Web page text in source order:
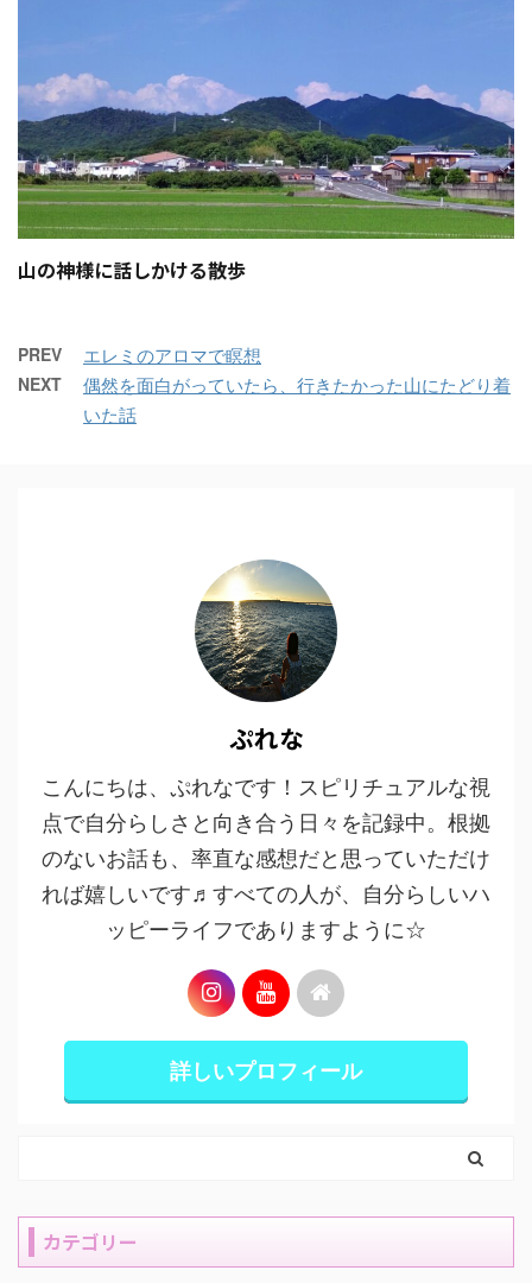
山の神様に話しかける散歩
PREV エレミのアロマで瞑想
NEXT
偶然を面白がっていたら、行きたかった山にたどり着
いた話
ぷれな
こんにちは、ぷれなです！スピリチュアルな視
点で自分らしさと向き合う日々を記録中。根拠
のないお話も、率直な感想だと思っていただけ
れば嬉しいです♬すべての人が、自分らしいハ
ッピーライフでありますように☆
詳しいプロフィール
カテゴリー